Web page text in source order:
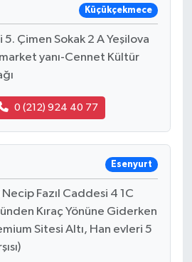
Küçükçekmece
Çimen Sokak 2 A Yeşilova
market yanı-Cennet Kültür
0 (212) 924 40 77
Esenyurt
Fazıl Caddesi 4 1C
Kıraç Yönüne Giderken
Sitesi Altı, Han evleri 5